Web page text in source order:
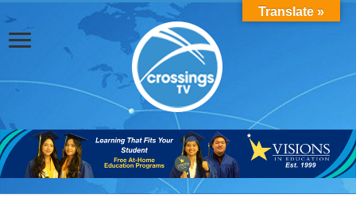
Translate »